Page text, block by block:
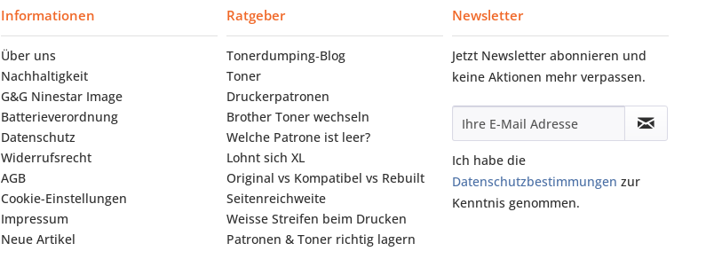
Informationen
Über uns
Nachhaltigkeit
G&G Ninestar Image
Batterieverordnung
Datenschutz
Widerrufsrecht
AGB
Cookie-Einstellungen
Impressum
Neue Artikel
Ratgeber
Tonerdumping‑Blog
Toner
Druckerpatronen
Brother Toner wechseln
Welche Patrone ist leer?
Lohnt sich XL
Original vs Kompatibel vs Rebuilt
Seitenreichweite
Weisse Streifen beim Drucken
Patronen & Toner richtig lagern
Newsletter
Jetzt Newsletter abonnieren und
keine Aktionen mehr verpassen.
Ich habe die
Datenschutzbestimmungen zur
Kenntnis genommen.